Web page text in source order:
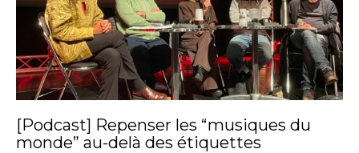
[Podcast] Repenser les “musiques du
monde” au-delà des étiquettes